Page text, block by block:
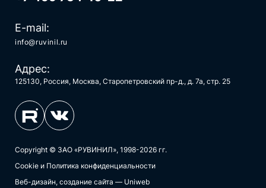
E-mail:
info@ruvinil.ru
Адрес:
125130, Россия, Москва, Старопетровский пр-д., д. 7а, стр. 25
Copyright © ЗАО «РУВИНИЛ», 1998-2026 гг.
Cookie и Политика конфиденциальности
Веб-дизайн, создание сайта — Uniweb